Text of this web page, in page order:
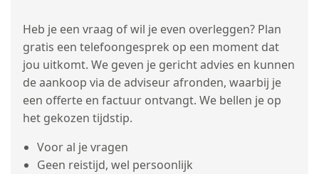
Heb je een vraag of wil je even overleggen? Plan
gratis een telefoongesprek op een moment dat
jou uitkomt. We geven je gericht advies en kunnen
de aankoop via de adviseur afronden, waarbij je
een offerte en factuur ontvangt. We bellen je op
het gekozen tijdstip.
Voor al je vragen
Geen reistijd, wel persoonlijk